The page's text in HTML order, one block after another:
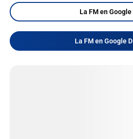
La FM en Google
La FM en Google